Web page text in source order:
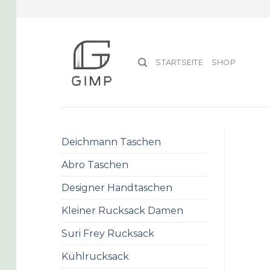
STARTSEITE SHOP
Deichmann Taschen
Abro Taschen
Designer Handtaschen
Kleiner Rucksack Damen
Suri Frey Rucksack
Kühlrucksack